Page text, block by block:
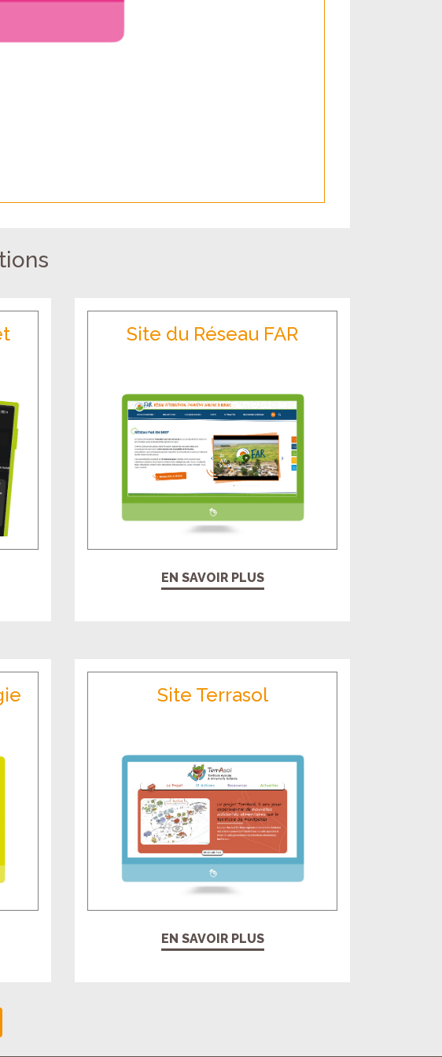
Site du Réseau FAR
EN SAVOIR PLUS
Site Terrasol
EN SAVOIR PLUS